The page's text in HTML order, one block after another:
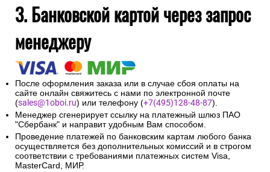
3. Банковской картой через запрос
менеджеру
После оформления заказа или в случае сбоя оплаты на
сайте онлайн свяжитесь с нами по электронной почте
(sales@1oboi.ru) или телефону (+7(495)128-48-87).
Менеджер сгенерирует ссылку на платежный шлюз ПАО
"Сбербанк" и направит удобным Вам способом.
Проведение платежей по банковским картам любого банка
осуществляется без дополнительных комиссий и в строгом
соответствии с требованиями платежных систем Visa,
MasterCard, МИР.